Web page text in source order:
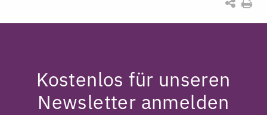
Kostenlos für unseren
Newsletter anmelden